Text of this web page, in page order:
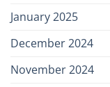
January 2025
December 2024
November 2024